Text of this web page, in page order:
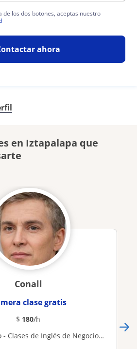
de los dos botones, aceptas nuestro
ahora
en Iztapalapa que
Conall
clase gratis
$ 180/h
de Inglés de Negocios e IELTS